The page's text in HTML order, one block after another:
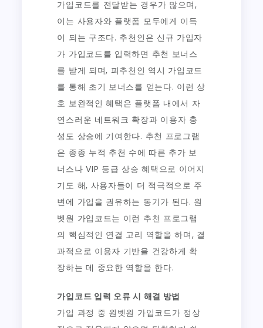
가입코드를 전달받는 경우가 많으며,
이는 사용자와 플랫폼 모두에게 이득
이 되는 구조다. 추천인은 신규 가입자
가 가입코드를 입력하면 추천 보너스
를 받게 되며, 피추천인 역시 가입코드
를 통해 초기 보너스를 얻는다. 이런 상
호 보완적인 혜택은 플랫폼 내에서 자
연스러운 네트워크 확장과 이용자 충
성도 상승에 기여한다. 추천 프로그램
은 종종 누적 추천 수에 따른 추가 보
너스나 VIP 등급 상승 혜택으로 이어지
기도 해, 사용자들이 더 적극적으로 주
변에 가입을 권유하는 동기가 된다. 원
벳원 가입코드는 이런 추천 프로그램
의 핵심적인 연결 고리 역할을 하며, 결
과적으로 이용자 기반을 건강하게 확
장하는 데 중요한 역할을 한다.
가입코드 입력 오류 시 해결 방법
가입 과정 중 원벳원 가입코드가 정상